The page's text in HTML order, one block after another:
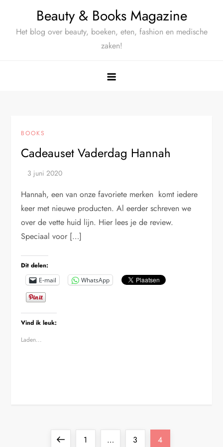
Beauty & Books Magazine
Het blog over beauty, boeken, eten, fashion en medische
zaken!
BOOKS
Cadeauset Vaderdag Hannah
Hannah, een van onze favoriete merken komt iedere
keer met nieuwe producten. Al eerder schreven we
over de vette huid lijn. Hier lees je de review.
Speciaal voor […]
Dit delen:
E-mail WhatsApp
Vind ik leuk:
Laden...
VorigePagina
1 … Pagina
3 Pagina
4